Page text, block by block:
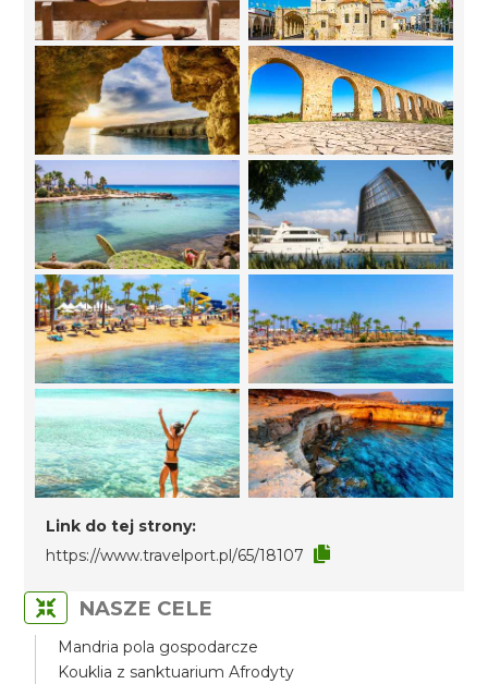
Link do tej strony:
https://www.travelport.pl/65/18107
NASZE CELE
Mandria pola gospodarcze
Kouklia z sanktuarium Afrodyty